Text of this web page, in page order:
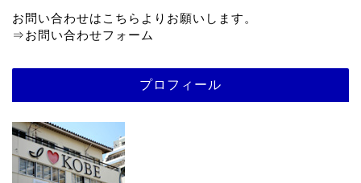
お問い合わせはこちらよりお願いします。
⇒お問い合わせフォーム
プロフィール